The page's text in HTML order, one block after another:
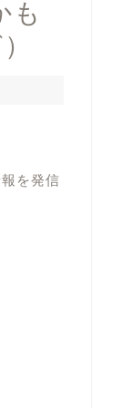
も
を発信